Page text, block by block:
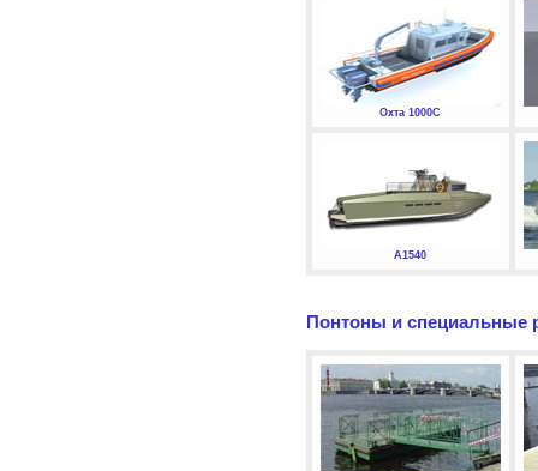
Охта 1000С
А1540
Понтоны и специальные